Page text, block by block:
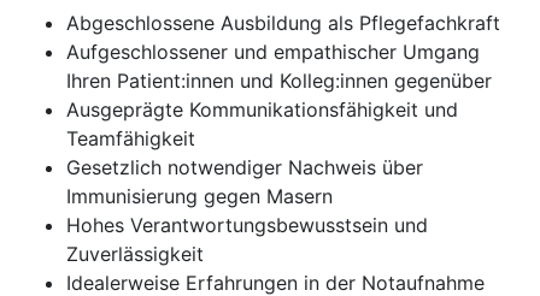
Abgeschlossene Ausbildung als Pflegefachkraft
Aufgeschlossener und empathischer Umgang
Ihren Patient:innen und Kolleg:innen gegenüber
Ausgeprägte Kommunikationsfähigkeit und
Teamfähigkeit
Gesetzlich notwendiger Nachweis über
Immunisierung gegen Masern
Hohes Verantwortungsbewusstsein und
Zuverlässigkeit
Idealerweise Erfahrungen in der Notaufnahme